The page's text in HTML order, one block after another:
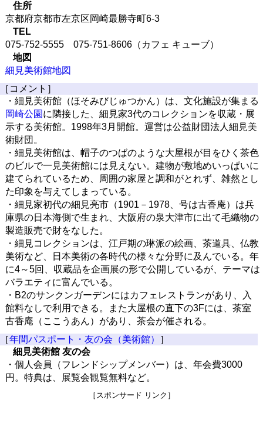
住所
京都府京都市左京区岡崎最勝寺町6-3
TEL
075-752-5555 075-751-8606（カフェ キューブ）
地図
細見美術館地図
［コメント］
・細見美術館（ほそみびじゅつかん）は、文化施設が集まる
岡崎公園 に隣接した、細見家3代のコレクションを収蔵・展
示する美術館。1998年3月開館。運営は公益財団法人細見美
術財団。
・細見美術館は、帽子のつばのような大屋根が目をひく茶色
のビルで一見美術館には見えない。建物が敷地めいっぱいに
建てられているため、周囲の家屋と調和がとれず、雑然とし
た印象を与えてしまっている。
・細見家初代の細見亮市（1901－1978、号は古香庵）は兵
庫県の日本海側で生まれ、大阪府の泉大津市に出て毛織物の
製造販売で財をなした。
・細見コレクションは、江戸期の琳派の絵画、茶道具、仏教
美術など、日本美術の各時代の様々な分野に及んでいる。年
に4～5回、収蔵品を企画展の形で公開しているが、テーマは
バラエティに富んでいる。
・B2のサンクンガーデンにはカフェレストランがあり、入
館料なしで利用できる。また大屋根の直下の3Fには、茶室
古香庵（ここうあん）があり、茶会が催される。
［年間パスポート・友の会（美術館）
］
細見美術館 友の会
・個人会員（フレンドシップメンバー）は、年会費3000
円。特典は、展覧会観覧無料など。
［スポンサード リンク］